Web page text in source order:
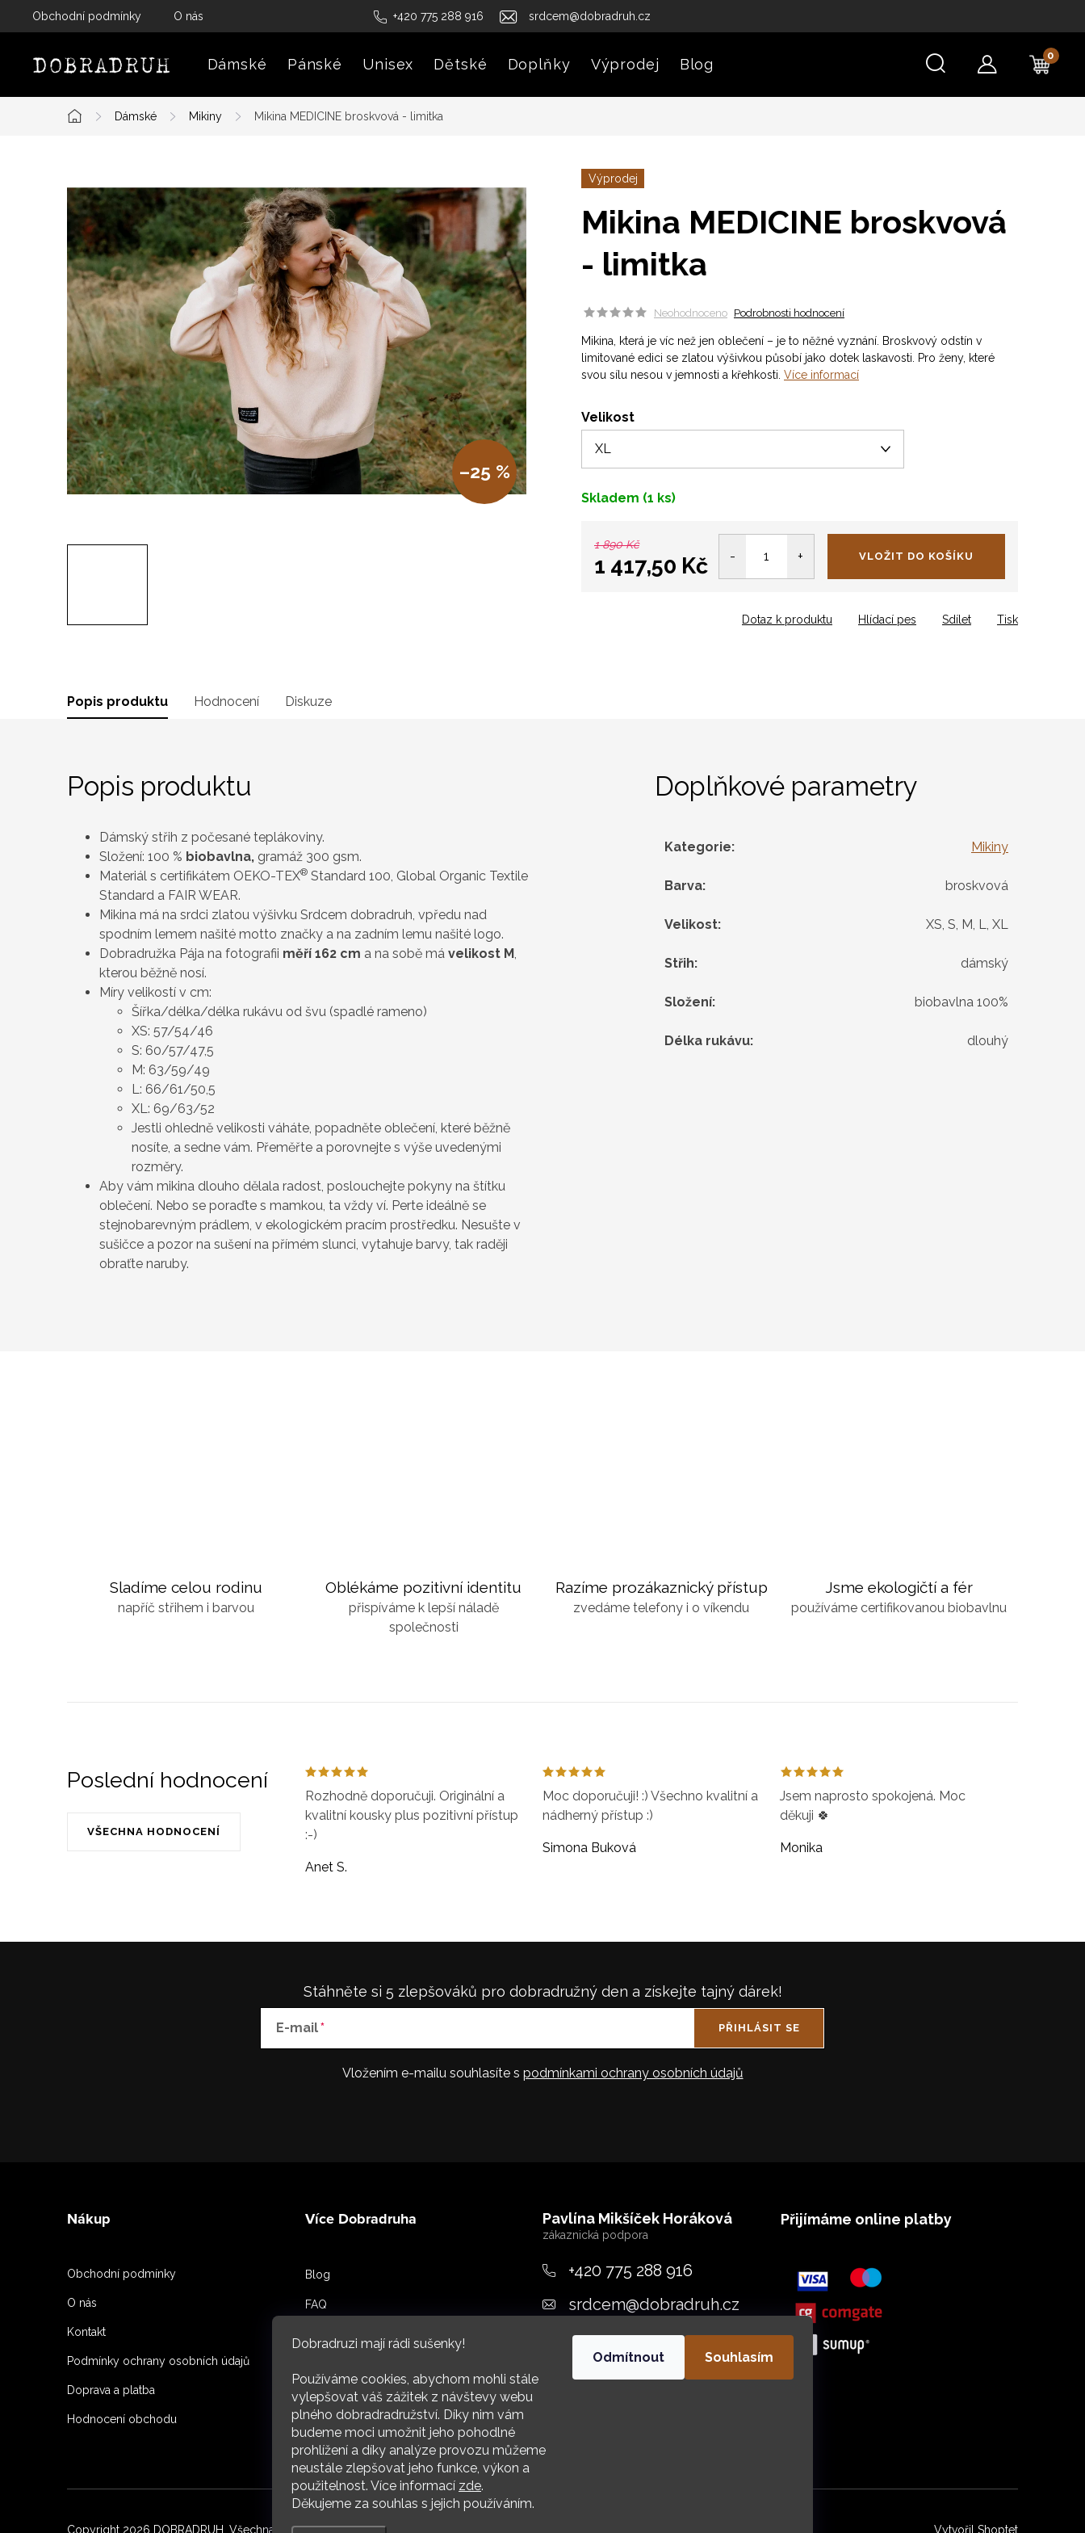
Dobradruzi mají rádi sušenky!
Používáme cookies, abychom mohli stále
vylepšovat váš zážitek z návštevy webu
plného dobradradružství. Díky nim vám
budeme moci umožnit jeho pohodlné
prohlížení a díky analýze provozu můžeme
neustále zlepšovat jeho funkce, výkon a
použitelnost. Více informací zde.
Děkujeme za souhlas s jejich používáním.
Odmítnout Souhlasím
+420 775 288 916 srdcem@dobradruh.cz
Obchodní podmínky O nás
Dámské Pánské Unisex Dětské Doplňky Výprodej Blog
Domů
Dámské Mikiny Mikina MEDICINE broskvová - limitka
–25 %
Výprodej
Mikina MEDICINE broskvová
- limitka
Neohodnoceno Podrobnosti hodnocení
Mikina, která je víc než jen oblečení – je to něžné vyznání. Broskvový odstín v
limitované edici se zlatou výšivkou působí jako dotek laskavosti. Pro ženy, které
svou sílu nesou v jemnosti a křehkosti. Více informací
Velikost
Skladem (1 ks)
1 890 Kč
1 417,50 Kč VLOŽIT DO KOŠÍKU
Tisk
Dotaz k produktu Hlídací pes Sdílet
Popis produktu Hodnocení Diskuze
Popis produktu
Dámský střih z počesané teplákoviny.
Složení: 100 % biobavlna, gramáž 300 gsm.
Materiál s certifikátem OEKO-TEX® Standard 100, Global Organic Textile
Standard a FAIR WEAR.
Mikina má na srdci zlatou výšivku Srdcem dobradruh, vpředu nad
spodním lemem našité motto značky a na zadním lemu našité logo.
Dobradružka Pája na fotografii měří 162 cm a na sobě má velikost M
kterou běžně nosí.
Míry velikostí v cm:
Šířka/délka/délka rukávu od švu (spadlé rameno)
XS: 57/54/46
S: 60/57/47,5
M: 63/59/49
L: 66/61/50,5
XL: 69/63/52
Jestli ohledně velikosti váháte, popadněte oblečení, které běžně
nosíte, a sedne vám. Přeměřte a porovnejte s výše uvedenými
rozměry.
Aby vám mikina dlouho dělala radost, poslouchejte pokyny na štítku
oblečení. Nebo se poraďte s mamkou, ta vždy ví. Perte ideálně se
stejnobarevným prádlem, v ekologickém pracím prostředku. Nesušte v
sušičce a pozor na sušení na přímém slunci, vytahuje barvy, tak raději
obraťte naruby.
Doplňkové parametry
Kategorie: Mikiny
Barva: broskvová
Velikost: XS, S, M, L, XL
Střih: dámský
Složení: biobavlna 100%
Délka rukávu: dlouhý
Sladíme celou rodinu
napříč střihem i barvou
Oblékáme pozitivní identitu
přispíváme k lepší náladě
společnosti
Razíme prozákaznický přístup
zvedáme telefony i o víkendu
Jsme ekologičtí a fér
používáme certifikovanou biobavlnu
Poslední hodnocení
VŠECHNA HODNOCENÍ
Rozhodně doporučuji. Originální a
kvalitní kousky plus pozitivní přístup
:-)
Anet S.
Moc doporučuji! :) Všechno kvalitní a
nádherný přístup :)
Simona Buková
Jsem naprosto spokojená. Moc
děkuji 🍀
Monika
Stáhněte si 5 zlepšováků pro dobradružný den a získejte tajný dárek!
E-mail
Vložením e-mailu souhlasíte s podmínkami ochrany osobních údajů
PŘIHLÁSIT SE
Nákup
Obchodní podmínky
O nás
Kontakt
Podmínky ochrany osobních údajů
Doprava a platba
Hodnocení obchodu
Více Dobradruha
Blog
FAQ
O nás
ARCHIV
Pavlína Mikšíček Horáková
+420 775 288 916
srdcem@dobradruh.cz
Přijímáme online platby
Vytvořil Shoptet
Copyright 2026 DOBRADRUH . Všechna práva vyhrazena.